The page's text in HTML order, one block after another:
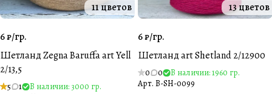
11 цветов
6 ₽/гр.
Шетланд Zegna Baruffa art Yell
2/13,5
5 1
В наличии: 3000 гр.
13 цветов
6 ₽/гр.
Шетланд art Shetland 2/12900
0 0
В наличии: 1960 гр.
Арт. B-SH-0099